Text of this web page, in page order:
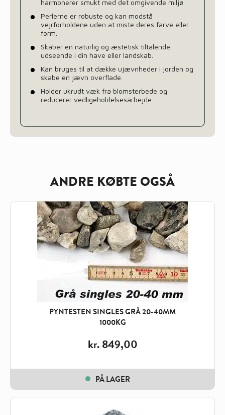
harmonerer smukt med det omgivende miljø.
Perlerne er robuste og kan modstå
vejrforholdene uden at miste deres farve eller
form.
Skaber en naturlig og æstetisk tiltalende
udseende i din have eller landskab.
Kan bruges til at dække ujævnheder i jorden og
skabe en jævn overflade.
Holder ukrudt væk fra blomsterbede og
reducerer vedligeholdelsesarbejde.
ANDRE KØBTE OGSÅ
PYNTESTEN SINGLES GRÅ 20-40MM
1000KG
kr.849,00
PÅ LAGER